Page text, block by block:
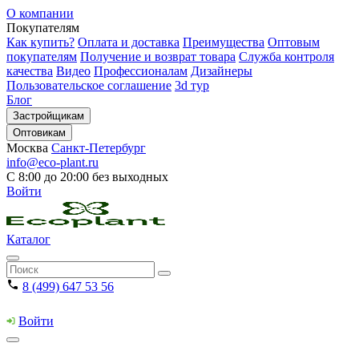
О компании
Покупателям
Как купить? Оплата и доставка Преимущества Оптовым
покупателям Получение и возврат товара Служба контроля
качества Видео Профессионалам Дизайнеры
Пользовательское соглашение 3d тур
Блог
Застройщикам
Оптовикам
Москва Санкт-Петербург
info@eco-plant.ru
С 8:00 до 20:00 без выходных
Войти
Каталог
8 (499) 647 53 56
Войти